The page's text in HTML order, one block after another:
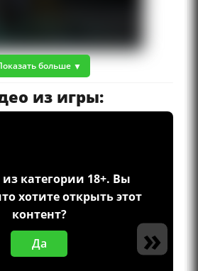
больше
из игры:
»
категории 18+. Вы
хотите открыть этот
контент?
Да